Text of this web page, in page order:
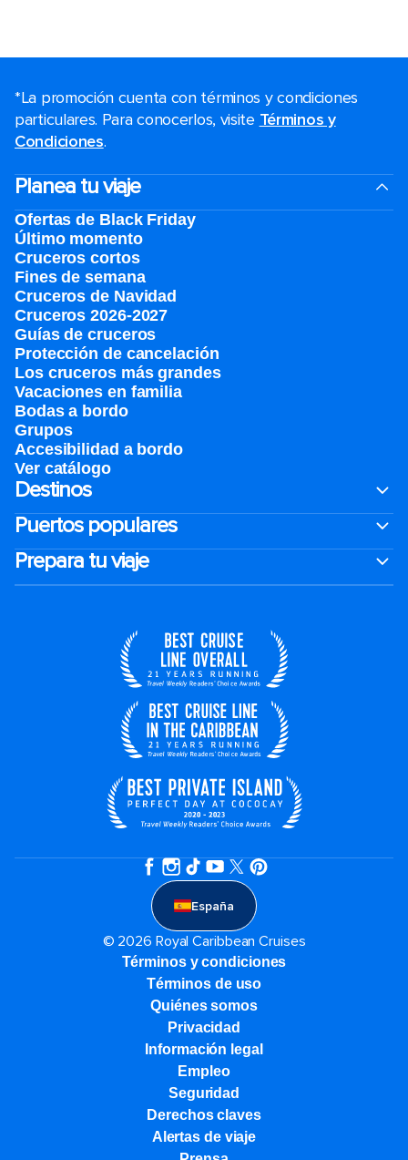
*La promoción cuenta con términos y condiciones
particulares. Para conocerlos, visite Términos y
Condiciones.
Planea tu viaje
Ofertas de Black Friday
Último momento
Cruceros cortos
Fines de semana
Cruceros de Navidad
Cruceros 2026-2027
Guías de cruceros
Protección de cancelación
Los cruceros más grandes
Vacaciones en familia
Bodas a bordo
Grupos
Accesibilidad a bordo
Ver catálogo
Destinos
Puertos populares
Prepara tu viaje
España
© 2026 Royal Caribbean Cruises
Términos y condiciones
Términos de uso
Quiénes somos
Privacidad
Información legal
Empleo
Seguridad
Derechos claves
Alertas de viaje